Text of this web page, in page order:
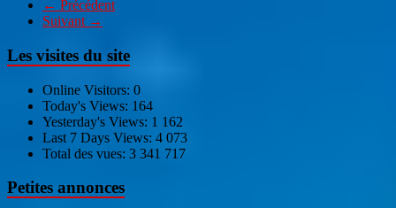
← Précédent
Suivant →
Les visites du site
Online Visitors: 0
Today's Views: 164
Yesterday's Views: 1 162
Last 7 Days Views: 4 073
Total des vues: 3 341 717
Petites annonces